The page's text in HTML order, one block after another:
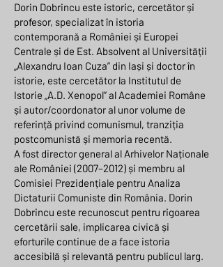
Dorin Dobrincu este istoric, cercetător și
profesor, specializat în istoria
contemporană a României și Europei
Centrale și de Est. Absolvent al Universității
„Alexandru Ioan Cuza” din Iași și doctor în
istorie, este cercetător la Institutul de
Istorie „A.D. Xenopol” al Academiei Române
și autor/coordonator al unor volume de
referință privind comunismul, tranziția
postcomunistă și memoria recentă.
A fost director general al Arhivelor Naționale
ale României (2007–2012) și membru al
Comisiei Prezidențiale pentru Analiza
Dictaturii Comuniste din România. Dorin
Dobrincu este recunoscut pentru rigoarea
cercetării sale, implicarea civică și
eforturile continue de a face istoria
accesibilă și relevantă pentru publicul larg.